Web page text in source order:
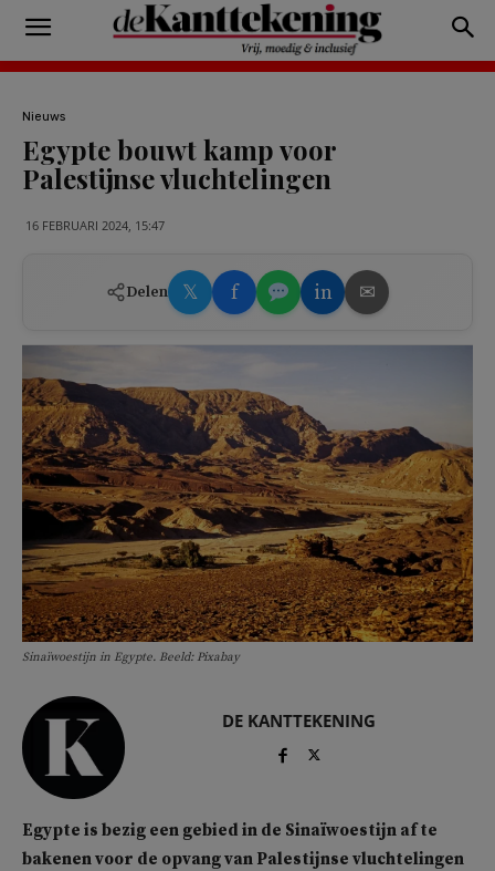
Nieuws
Egypte bouwt kamp voor
Palestijnse vluchtelingen
16 FEBRUARI 2024, 15:47
Delen 𝕏 f in ✉
Sinaïwoestijn in Egypte. Beeld: Pixabay
DE KANTTEKENING
Egypte is bezig een gebied in de Sinaïwoestijn af te
bakenen voor de opvang van Palestijnse vluchtelingen